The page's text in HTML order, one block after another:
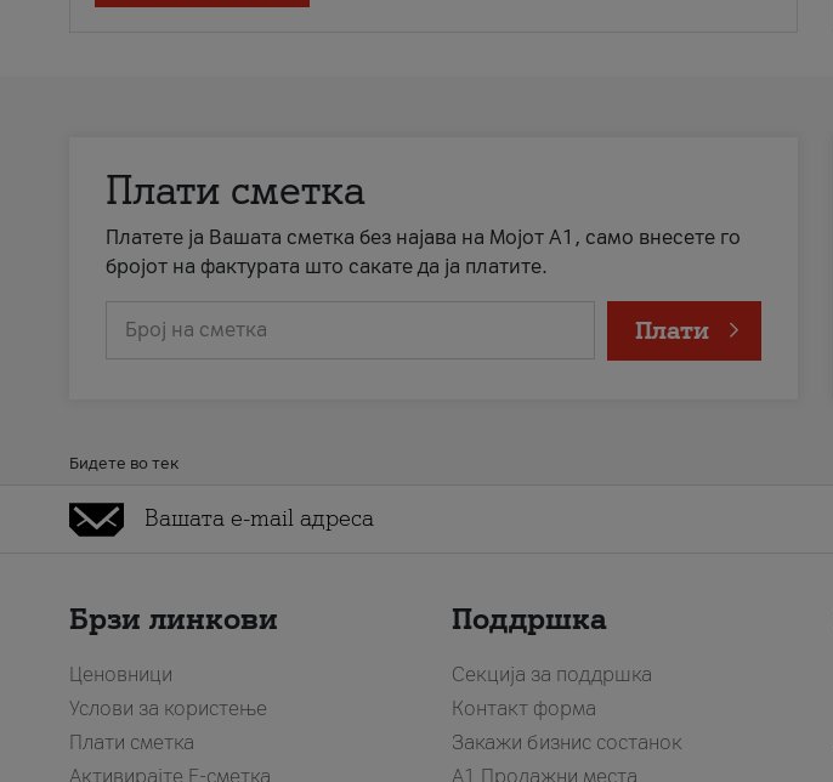
Плати сметка
Платете ја Вашата сметка без најава на Мојот А1, само внесете го
бројот на фактурата што сакате да ја платите.
Број на сметка Плати
Бидете во тек
Брзи линкови
Ценовници
Услови за користење
Плати сметка
Активирајте Е-сметка
Поддршка
Секција за поддршка
Контакт форма
Закажи бизнис состанок
A1 Продажни места